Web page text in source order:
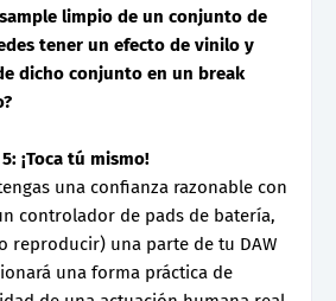
limpio de un conjunto de
tener un efecto de vinilo y
dicho conjunto en un break
¡Toca tú mismo!
una confianza razonable con
controlador de pads de batería,
reproducir) una parte de tu DAW
una forma práctica de